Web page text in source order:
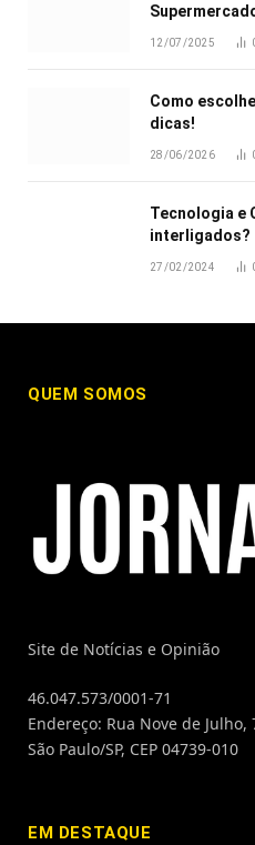
12/07/2025
Como
dicas!
28/06/2026
Tecnologia e
interligados?
27/02/2024
QUEM SOMOS
Site de Notícias e Opinião
46.047.573/0001-71
Endereço: Rua Nove de
São Paulo/SP, CEP 04739-010
EM DESTAQUE